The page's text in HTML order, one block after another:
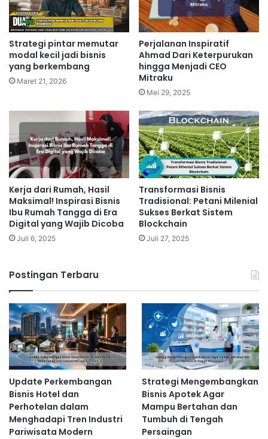
Strategi pintar memutar
modal kecil jadi bisnis
yang berkembang
Maret 21, 2026
Perjalanan Inspiratif
Ahmad Dari Keterpurukan
hingga Menjadi CEO
Mitraku
Mei 29, 2025
Kerja dari Rumah, Hasil
Maksimal! Inspirasi Bisnis
Ibu Rumah Tangga di Era
Digital yang Wajib Dicoba
Juli 6, 2025
Transformasi Bisnis
Tradisional: Petani Milenial
Sukses Berkat Sistem
Blockchain
Juli 27, 2025
Postingan Terbaru
Update Perkembangan
Bisnis Hotel dan
Perhotelan dalam
Menghadapi Tren Industri
Pariwisata Modern
Strategi Mengembangkan
Bisnis Apotek Agar
Mampu Bertahan dan
Tumbuh di Tengah
Persaingan